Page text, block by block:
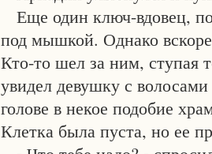
Еще один ключ-вдовец,
под мышкой. Однако
Кто-то шел за ним, ступая
увидел девушку с
голове в некое подобие
Клетка была пуста, но ее